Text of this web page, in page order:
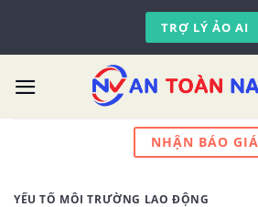
content
TRỢ LÝ ẢO AI
NHẬN BÁO GIÁ
YẾU TỐ MÔI TRƯỜNG LAO ĐỘNG